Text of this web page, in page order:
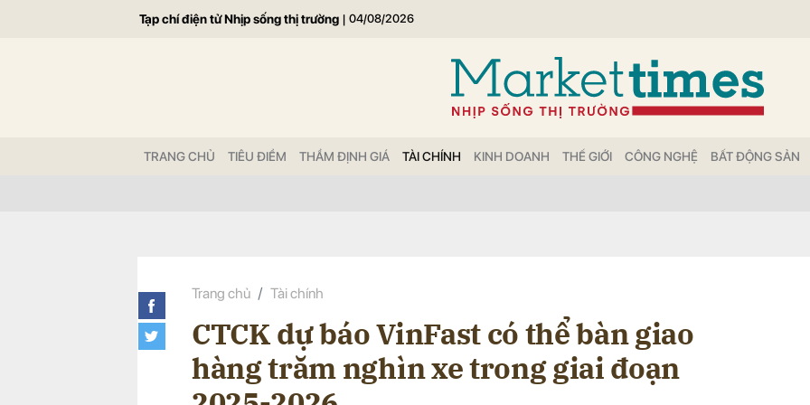
Tạp chí điện tử Nhịp sống thị trường | 04/08/2026
TRANG CHỦ TIÊU ĐIỂM THẨM ĐỊNH GIÁ TÀI CHÍNH KINH DOANH THẾ GIỚI CÔNG NGHỆ BẤT ĐỘNG SẢN
Trang chủ Tài chính
CTCK dự báo VinFast có thể bàn giao
hàng trăm nghìn xe trong giai đoạn
Gửi bình luận